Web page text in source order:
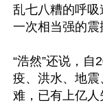
乱七八糟的呼
一次相当强的震
“浩然”还说，
疫、洪水、地
难，已有上亿人